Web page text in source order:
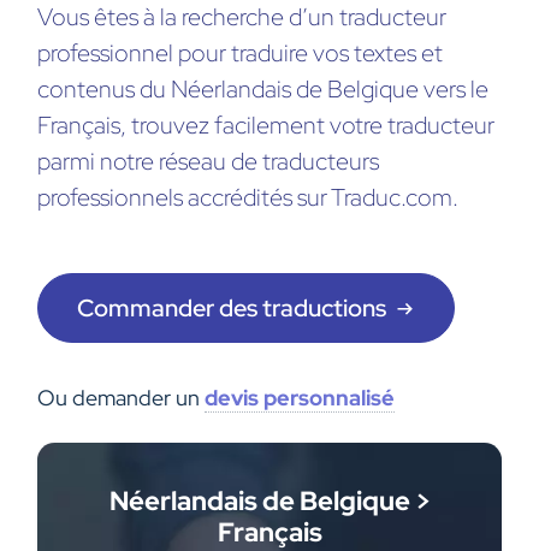
Vous êtes à la recherche d’un traducteur
professionnel pour traduire vos textes et
contenus du Néerlandais de Belgique vers le
Français, trouvez facilement votre traducteur
parmi notre réseau de traducteurs
professionnels accrédités sur Traduc.com.
Commander des traductions
Ou demander un devis personnalisé
Néerlandais de Belgique >
Français